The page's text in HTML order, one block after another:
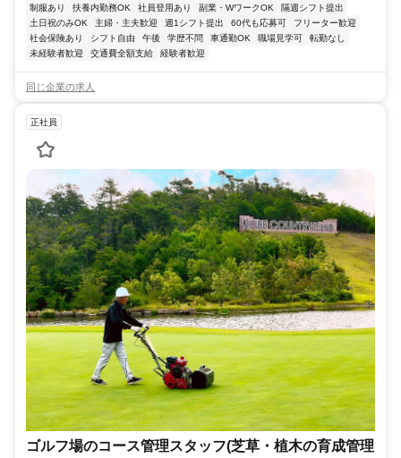
制服あり 扶養内勤務OK 社員登用あり 副業・WワークOK
隔週シフト提出
土日祝のみOK
主婦・主夫歓迎 週1シフト提出 60代も応募可
フリーター歓迎
社会保険あり
シフト自由 午後 学歴不問 車通勤OK 職場見学可
転勤なし
未経験者歓迎
交通費全額支給 経験者歓迎
同じ企業の求人
正社員
ゴルフ場のコース管理スタッフ(芝草・植木の育成管理